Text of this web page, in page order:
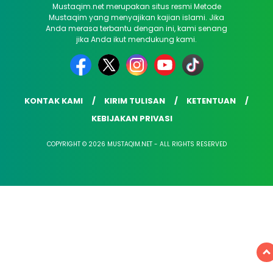
Mustaqim.net merupakan situs resmi Metode
Mustaqim yang menyajikan kajian islami. Jika
Anda merasa terbantu dengan ini, kami senang
jika Anda ikut mendukung kami.
KONTAK KAMI KIRIM TULISAN
KETENTUAN
KEBIJAKAN PRIVASI
COPYRIGHT © 2026 MUSTAQIM.NET - ALL RIGHTS RESERVED